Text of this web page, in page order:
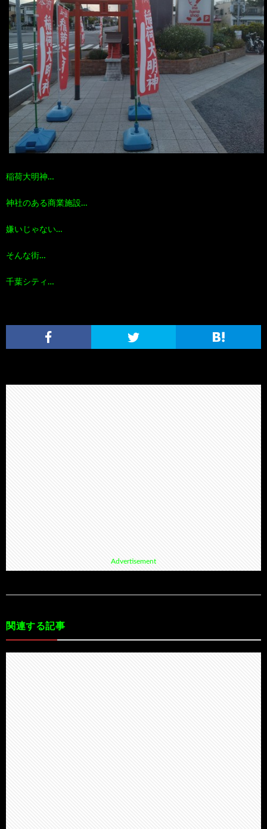
稲荷大明神…
神社のある商業施設…
嫌いじゃない…
そんな街…
千葉シティ…
Advertisement
関連する記事